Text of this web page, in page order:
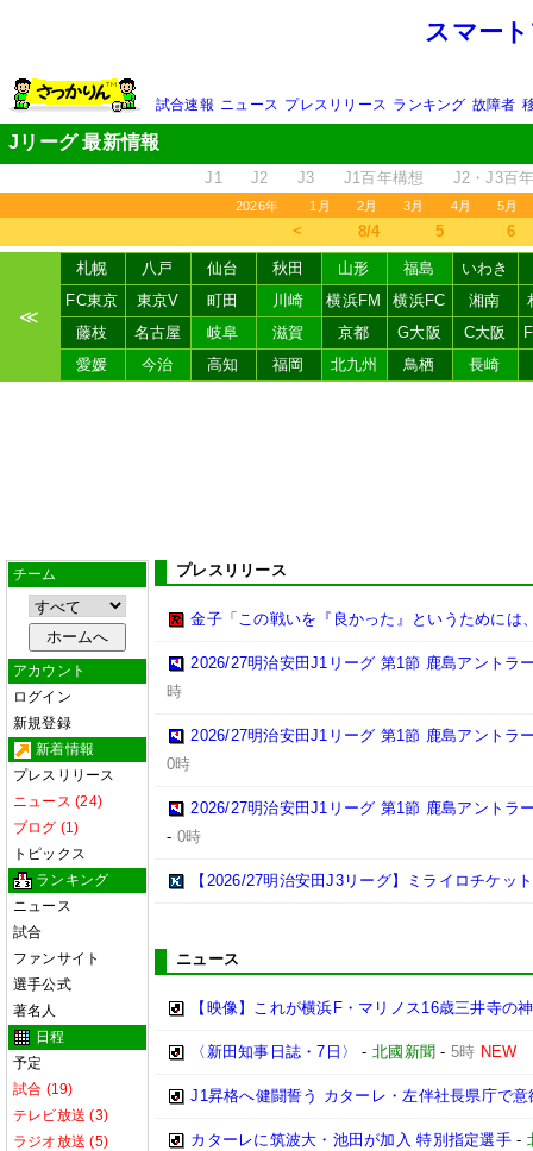
スマー
試合速報 ニュース プレスリリース ランキング 故障者
Jリーグ 最新情報
J1 J2 J3 J1百年構想 J2・J3百
2026年 1月 2月 3月 4月 5月
＜ 8/4 5 6
≪
札幌 八戸 仙台 秋田 山形 福島
いわき
FC東京
東京V 町田 川崎 横浜FM 横浜FC 湘南
藤枝
名古屋 岐阜 滋賀 京都 G大阪 C大阪
愛媛
今治 高知 福岡 北九州 鳥栖 長崎
チーム
アカウント
ログイン
新規登録
新着情報
プレスリリース
ニュース (24)
ブログ (1)
トピックス
ランキング
ニュース
試合
ファンサイト
選手公式
著名人
日程
予定
試合 (19)
テレビ放送 (3)
ラジオ放送 (5)
プレスリリース
金子「この戦いを『良かった』というためには
2026/27明治安田J1リーグ 第1節 鹿島アントラ
時
2026/27明治安田J1リーグ 第1節 鹿島アントラ
0時
2026/27明治安田J1リーグ 第1節 鹿島アントラ
- 0時
【2026/27明治安田J3リーグ】ミライロチケッ
ニュース
【映像】これが横浜F・マリノス16歳三井寺の
〈新田知事日誌・7日〉 -北國新聞 - 5時 NEW
J1昇格へ健闘誓う カターレ・左伴社長県庁で意
カターレに筑波大・池田が加入 特別指定選手-